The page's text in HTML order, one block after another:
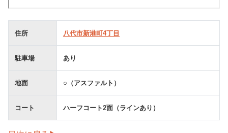
住所 八代市新港町4丁目
駐車場 あり
地面 ○（アスファルト）
コート ハーフコート2面（ラインあり）